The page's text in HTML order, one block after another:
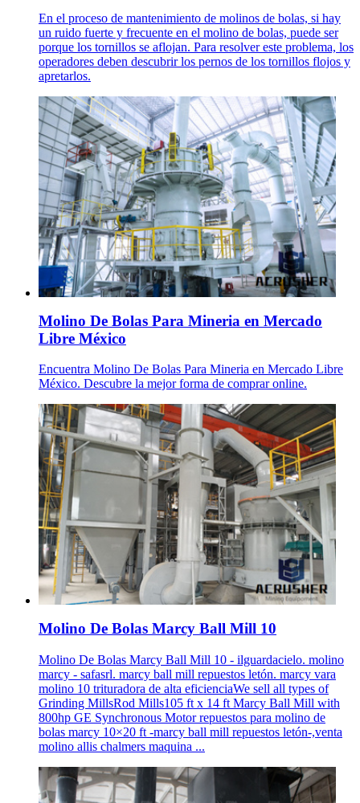
En el proceso de mantenimiento de molinos de bolas, si hay
un ruido fuerte y frecuente en el molino de bolas, puede ser
porque los tornillos se aflojan. Para resolver este problema, los
operadores deben descubrir los pernos de los tornillos flojos y
apretarlos.
Molino De Bolas Para Mineria en Mercado
Libre México
Encuentra Molino De Bolas Para Mineria en Mercado Libre
México. Descubre la mejor forma de comprar online.
Molino De Bolas Marcy Ball Mill 10
Molino De Bolas Marcy Ball Mill 10 - ilguardacielo. molino
marcy - safasrl. marcy ball mill repuestos letón. marcy vara
molino 10 trituradora de alta eficienciaWe sell all types of
Grinding MillsRod Mills105 ft x 14 ft Marcy Ball Mill with
800hp GE Synchronous Motor repuestos para molino de
bolas marcy 10×20 ft -marcy ball mill repuestos letón-,venta
molino allis chalmers maquina ...